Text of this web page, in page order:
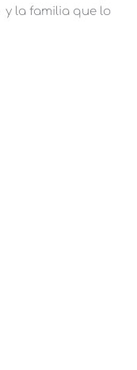
y la familia que lo